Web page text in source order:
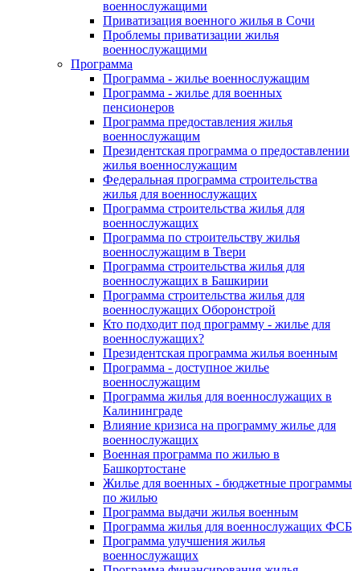
военнослужащими
Приватизация военного жилья в Сочи
Проблемы приватизации жилья
военнослужащими
Программа
Программа - жилье военнослужащим
Программа - жилье для военных
пенсионеров
Программа предоставления жилья
военнослужащим
Президентская программа о предоставлении
жилья военнослужащим
Федеральная программа строительства
жилья для военнослужащих
Программа строительства жилья для
военнослужащих
Программа по строительству жилья
военнослужащим в Твери
Программа строительства жилья для
военнослужащих в Башкирии
Программа строительства жилья для
военнослужащих Оборонстрой
Кто подходит под программу - жилье для
военнослужащих?
Президентская программа жилья военным
Программа - доступное жилье
военнослужащим
Программа жилья для военнослужащих в
Калининграде
Влияние кризиса на программу жилье для
военнослужащих
Военная программа по жилью в
Башкортостане
Жилье для военных - бюджетные программы
по жилью
Программа выдачи жилья военным
Программа жилья для военнослужащих ФСБ
Программа улучшения жилья
военнослужащих